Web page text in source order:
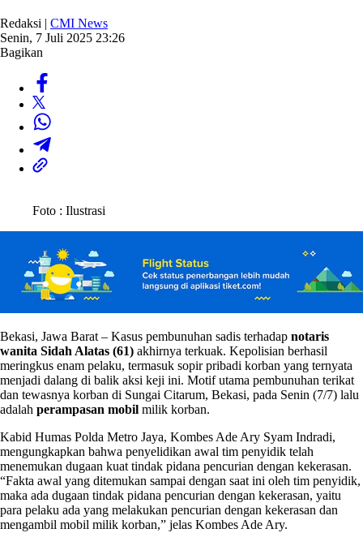
Redaksi | CMI News
Senin, 7 Juli 2025 23:26
Bagikan
Foto : Ilustrasi
Bekasi, Jawa Barat – Kasus pembunuhan sadis terhadap notaris
wanita Sidah Alatas (61) akhirnya terkuak. Kepolisian berhasil
meringkus enam pelaku, termasuk sopir pribadi korban yang ternyata
menjadi dalang di balik aksi keji ini. Motif utama pembunuhan terikat
dan tewasnya korban di Sungai Citarum, Bekasi, pada Senin (7/7) lalu
adalah perampasan mobil milik korban.
Kabid Humas Polda Metro Jaya, Kombes Ade Ary Syam Indradi,
mengungkapkan bahwa penyelidikan awal tim penyidik telah
menemukan dugaan kuat tindak pidana pencurian dengan kekerasan.
“Fakta awal yang ditemukan sampai dengan saat ini oleh tim penyidik,
maka ada dugaan tindak pidana pencurian dengan kekerasan, yaitu
para pelaku ada yang melakukan pencurian dengan kekerasan dan
mengambil mobil milik korban,” jelas Kombes Ade Ary.